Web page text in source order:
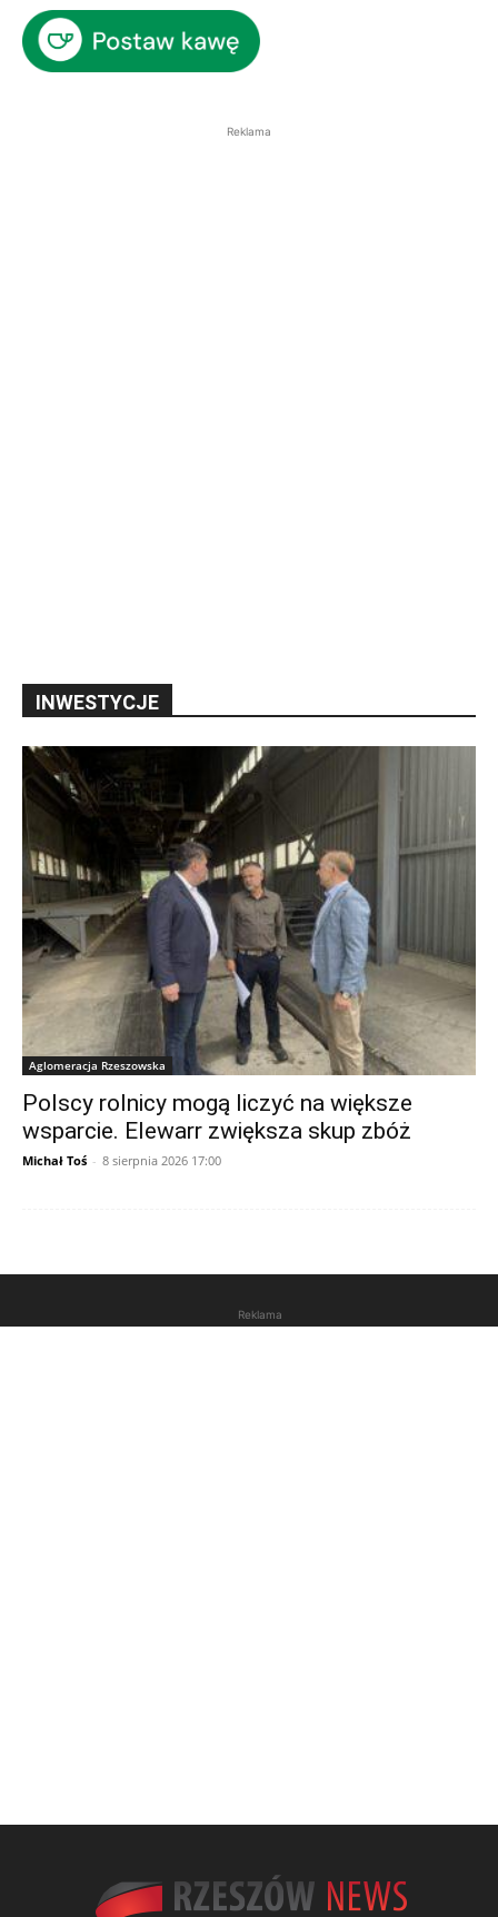
Reklama
INWESTYCJE
Aglomeracja Rzeszowska
Polscy rolnicy mogą liczyć na większe
wsparcie. Elewarr zwiększa skup zbóż
Michał Toś - 8 sierpnia 2026 17:00
Reklama